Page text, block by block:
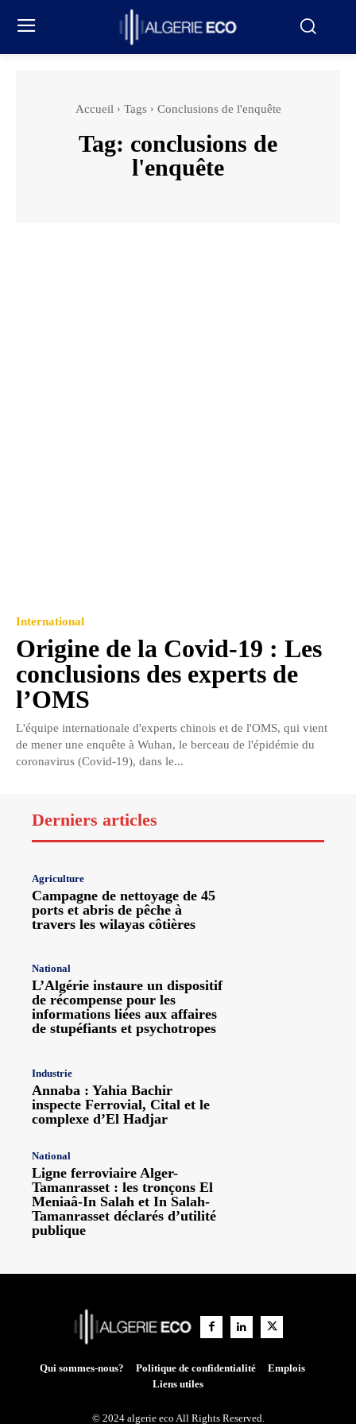
Accueil Tags Conclusions de l'enquête
Tag: conclusions de
l'enquête
International
Origine de la Covid-19 : Les
conclusions des experts de
l’OMS
L'équipe internationale d'experts chinois et de l'OMS, qui vient
de mener une enquête à Wuhan, le berceau de l'épidémie du
coronavirus (Covid-19), dans le...
Derniers articles
Agriculture
Campagne de nettoyage de 45
ports et abris de pêche à
travers les wilayas côtières
National
L’Algérie instaure un dispositif
de récompense pour les
informations liées aux affaires
de stupéfiants et psychotropes
Industrie
Annaba : Yahia Bachir
inspecte Ferrovial, Cital et le
complexe d’El Hadjar
National
Ligne ferroviaire Alger-
Tamanrasset : les tronçons El
Meniaâ-In Salah et In Salah-
Tamanrasset déclarés d’utilité
publique
Qui sommes-nous? Politique de confidentialité
Emplois
Liens utiles
© 2024 algerie eco All Rights Reserved.